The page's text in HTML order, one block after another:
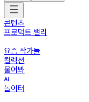
콘텐츠
프로덕트 밸리
요즘 작가들
컬렉션
물어봐
놀이터